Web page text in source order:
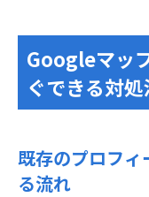
Googleマッ
ぐできる対
既存のプロフィ
る流れ